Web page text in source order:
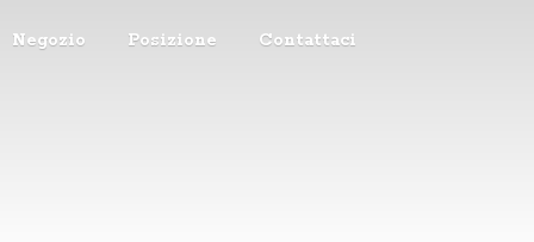
Negozio Posizione Contattaci